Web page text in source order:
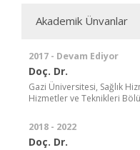
Akademik Ünvanlar
2017 - Devam Ediyor
Doç. Dr.
Gazi Üniversitesi, Sağlık
Hizmetler ve Teknikleri
2018 - 2022
Doç. Dr.